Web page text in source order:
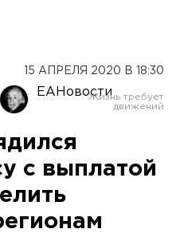
15 АПРЕЛЯ 2020 В 18:30
ЕАНовости
с выплатой